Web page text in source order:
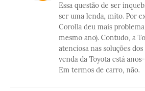
Essa questão de ser
ser uma lenda, mito. Por
Corolla deu mais
mesmo ano). Contudo, a
atenciosa nas soluções
venda da Toyota está
Em termos de carro, não.